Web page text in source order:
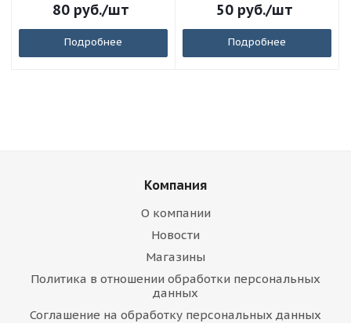
80руб./шт
Подробнее
50руб./шт
Подробнее
Компания
О компании
Новости
Магазины
Политика в отношении обработки персональных
данных
Соглашение на обработку персональных данных